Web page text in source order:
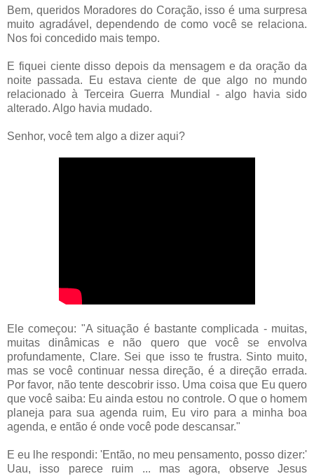
Bem, queridos Moradores do Coração, isso é uma surpresa
muito agradável, dependendo de como você se relaciona.
Nos foi concedido mais tempo.
E fiquei ciente disso depois da mensagem e da oração da
noite passada. Eu estava ciente de que algo no mundo
relacionado à Terceira Guerra Mundial - algo havia sido
alterado. Algo havia mudado.
Senhor, você tem algo a dizer aqui?
Ele começou: "A situação é bastante complicada - muitas,
muitas dinâmicas e não quero que você se envolva
profundamente, Clare. Sei que isso te frustra. Sinto muito,
mas se você continuar nessa direção, é a direção errada.
Por favor, não tente descobrir isso. Uma coisa que Eu quero
que você saiba: Eu ainda estou no controle. O que o homem
planeja para sua agenda ruim, Eu viro para a minha boa
agenda, e então é onde você pode descansar."
E eu lhe respondi: 'Então, no meu pensamento, posso dizer:'
Uau, isso parece ruim ... mas agora, observe Jesus